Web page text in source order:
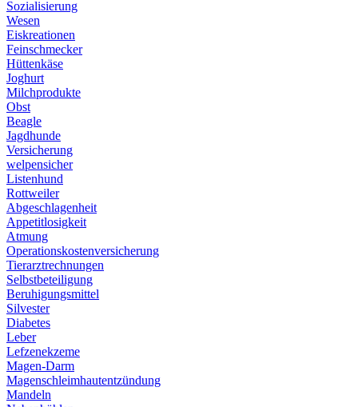
Sozialisierung
Wesen
Eiskreationen
Feinschmecker
Hüttenkäse
Joghurt
Milchprodukte
Obst
Beagle
Jagdhunde
Versicherung
welpensicher
Listenhund
Rottweiler
Abgeschlagenheit
Appetitlosigkeit
Atmung
Operationskostenversicherung
Tierarztrechnungen
Selbstbeteiligung
Beruhigungsmittel
Silvester
Diabetes
Leber
Lefzenekzeme
Magen-Darm
Magenschleimhautentzündung
Mandeln